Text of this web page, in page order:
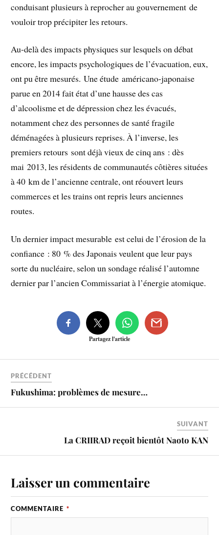
conduisant plusieurs à reprocher au gouvernement de
vouloir trop précipiter les retours.
Au-delà des impacts physiques sur lesquels on débat
encore, les impacts psychologiques de l’évacuation, eux,
ont pu être mesurés. Une étude américano-japonaise
parue en 2014 fait état d’une hausse des cas
d’alcoolisme et de dépression chez les évacués,
notamment chez des personnes de santé fragile
déménagées à plusieurs reprises. À l’inverse, les
premiers retours sont déjà vieux de cinq ans : dès
mai 2013, les résidents de communautés côtières situées
à 40 km de l’ancienne centrale, ont réouvert leurs
commerces et les trains ont repris leurs anciennes
routes.
Un dernier impact mesurable est celui de l’érosion de la
confiance : 80 % des Japonais veulent que leur pays
sorte du nucléaire, selon un sondage réalisé l’automne
dernier par l’ancien Commissariat à l’énergie atomique.
Partagez l'article
PRÉCÉDENT
Fukushima: problèmes de mesure…
SUIVANT
La CRIIRAD reçoit bientôt Naoto KAN
Laisser un commentaire
COMMENTAIRE *